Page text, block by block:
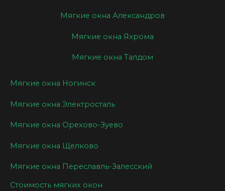
Мягкие окна Александров
Мягкие окна Яхрома
Мягкие окна Талдом
Мягкие окна Ногинск
Мягкие окна Электросталь
Мягкие окна Орехово-Зуево
Мягкие окна Щелково
Мягкие окна Переславль-Залесский
Стоимость мягких окон